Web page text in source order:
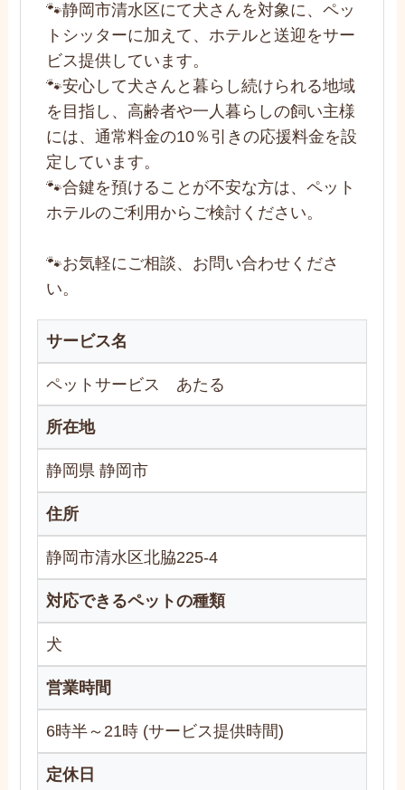
🐾静岡市清水区にて犬さんを対象に、ペッ
トシッターに加えて、ホテルと送迎をサー
ビス提供しています。
🐾安心して犬さんと暮らし続けられる地域
を目指し、高齢者や一人暮らしの飼い主様
には、通常料金の10％引きの応援料金を設
定しています。
🐾合鍵を預けることが不安な方は、ペット
ホテルのご利用からご検討ください。
🐾お気軽にご相談、お問い合わせくださ
い。
サービス名
ペットサービス あたる
所在地
静岡県 静岡市
住所
静岡市清水区北脇225-4
対応できるペットの種類
犬
営業時間
6時半～21時 (サービス提供時間)
定休日